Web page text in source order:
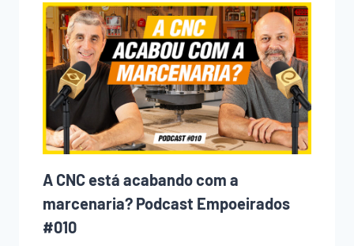
TODO
INICIANTE
NA
MARCENARIA
COMETE
(E
COMO
EVITAR
CADA
UM
DELES)
A CNC está acabando com a
marcenaria? Podcast Empoeirados
#010